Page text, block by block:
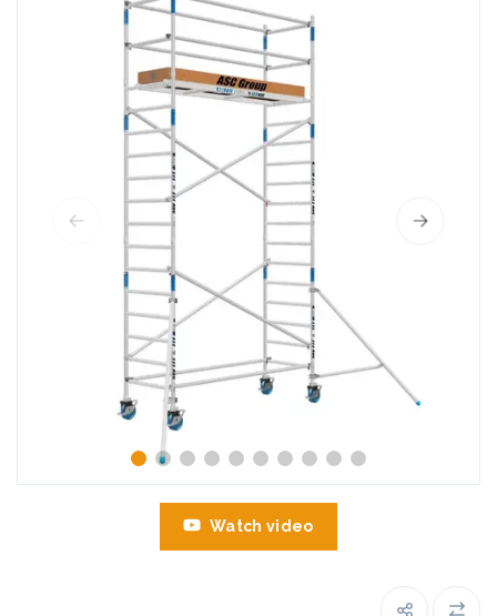
Watch video